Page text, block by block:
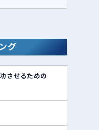
グ
させるための